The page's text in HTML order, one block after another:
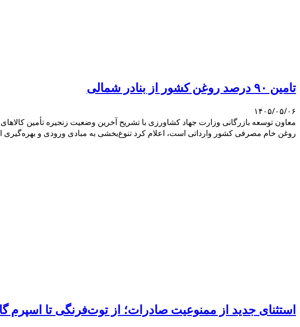
تامین ۹۰ درصد روغن کشور از بنادر شمالی
۱۴۰۵/۰۵/۰۶
روغن خام مصرفی کشور وارداتی است، اعلام کرد تنوع‌بخشی به مبادی ورودی و بهره‌گیری
استثنای جدید از ممنوعیت صادرات؛ از توت‌فرنگی تا اسپرم